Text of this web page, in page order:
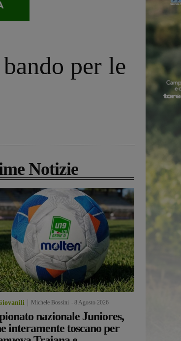
per le
Notizie
Michele Bossini 8 Agosto 2026
nazionale Juniores,
interamente toscano per